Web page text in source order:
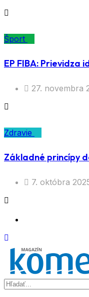
Šport
EP FIBA: Prievidza
27. novembra
Zdravie
Základné princípy
7. októbra